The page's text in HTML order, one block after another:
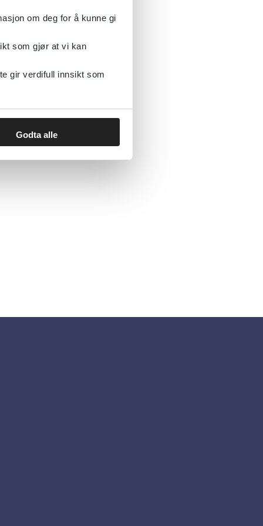
om deg for å kunne gi
som gjør at vi kan
gir verdifull innsikt som
Godta alle